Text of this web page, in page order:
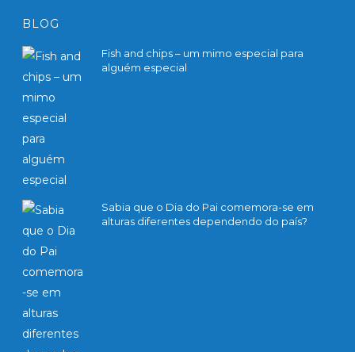
BLOG
Fish and chips – um mimo especial para
alguém especial
Sabia que o Dia do Pai comemora-se em
alturas diferentes dependendo do país?